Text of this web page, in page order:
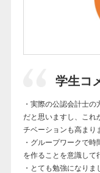
学生コ
・実際の公認会計士
だと思いますし、これ
チベーションも高まり
・グループワークで
を作ることを意識して
・とても勉強になり